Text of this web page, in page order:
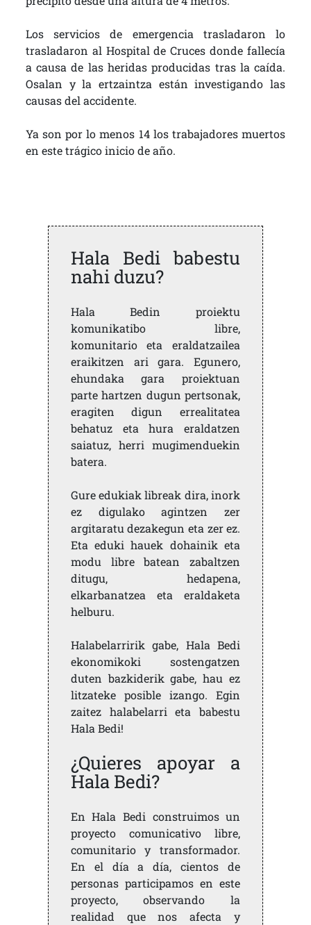
Los servicios de emergencia trasladaron lo
trasladaron al Hospital de Cruces donde fallecía
a causa de las heridas producidas tras la caída.
Osalan y la ertzaintza están investigando las
causas del accidente.
Ya son por lo menos 14 los trabajadores muertos
en este trágico inicio de año.
Hala Bedi babestu
nahi duzu?
Hala Bedin proiektu
komunikatibo libre,
komunitario eta eraldatzailea
eraikitzen ari gara. Egunero,
ehundaka gara proiektuan
parte hartzen dugun pertsonak,
eragiten digun errealitatea
behatuz eta hura eraldatzen
saiatuz, herri mugimenduekin
batera.
Gure edukiak libreak dira, inork
ez digulako agintzen zer
argitaratu dezakegun eta zer ez.
Eta eduki hauek dohainik eta
modu libre batean zabaltzen
ditugu, hedapena,
elkarbanatzea eta eraldaketa
helburu.
Halabelarririk gabe, Hala Bedi
ekonomikoki sostengatzen
duten bazkiderik gabe, hau ez
litzateke posible izango. Egin
zaitez halabelarri eta babestu
Hala Bedi!
¿Quieres apoyar a
Hala Bedi?
En Hala Bedi construimos un
proyecto comunicativo libre,
comunitario y transformador.
En el día a día, cientos de
personas participamos en este
proyecto, observando la
realidad que nos afecta y